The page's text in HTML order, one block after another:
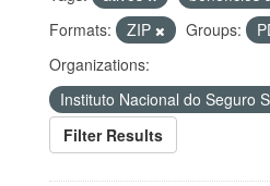
Formats:
ZIP Groups:
Organizations:
Instituto Nacional do Seguro
Filter Results